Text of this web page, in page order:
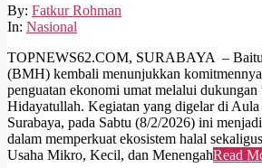
2026-
02-
By: Fatkur Rohman
In: Nasional
TOPNEWS62.COM, SURABAYA –
(BMH) kembali menunjukkan
penguatan ekonomi umat melalui
Hidayatullah. Kegiatan yang digelar di
Surabaya, pada Sabtu (8/2/2026) ini
dalam memperkuat ekosistem halal
Usaha Mikro, Kecil, dan MenengahRead